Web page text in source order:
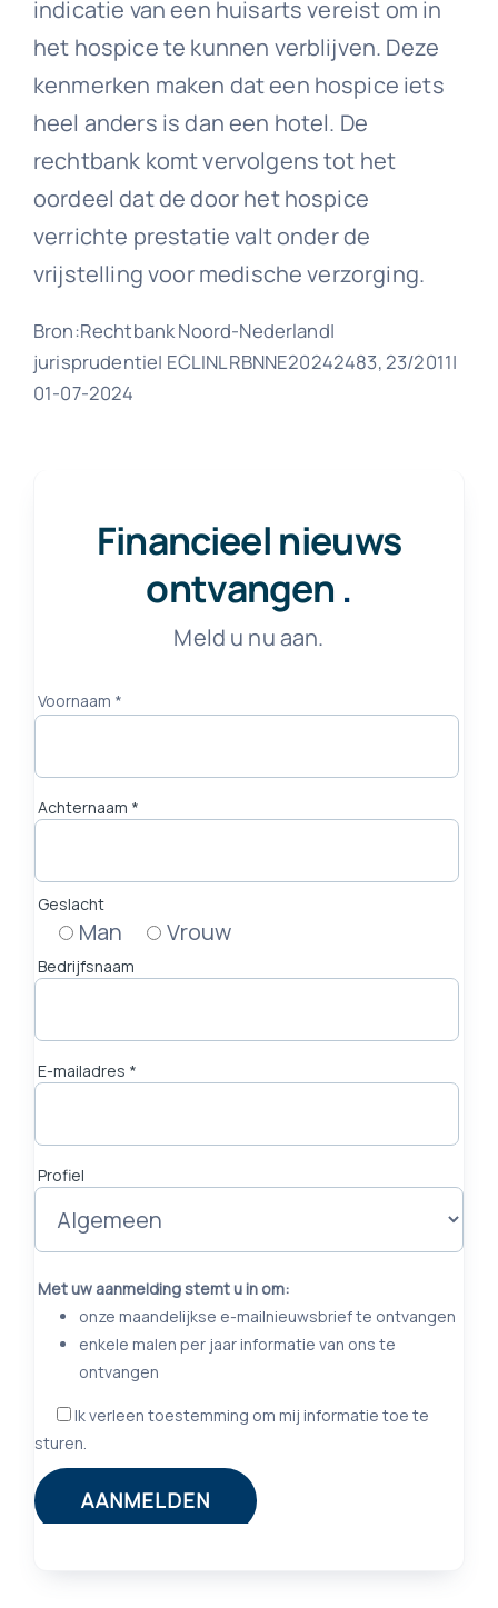
indicatie van een huisarts vereist om in
het hospice te kunnen verblijven. Deze
kenmerken maken dat een hospice iets
heel anders is dan een hotel. De
rechtbank komt vervolgens tot het
oordeel dat de door het hospice
verrichte prestatie valt onder de
vrijstelling voor medische verzorging.
Bron:Rechtbank Noord-Nederland|
jurisprudentie| ECLINLRBNNE20242483, 23/2011|
01-07-2024
Financieel nieuws
ontvangen .
Meld u nu aan.